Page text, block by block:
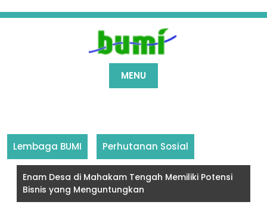
to
MENU
Lembaga BUMI Perhutanan Sosial
Enam Desa di Mahakam Tengah Memiliki Potensi
Bisnis yang Menguntungkan